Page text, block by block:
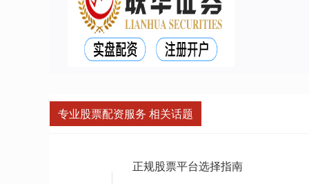
专业股票配资服务 相关话题
正规股票平台选择指南